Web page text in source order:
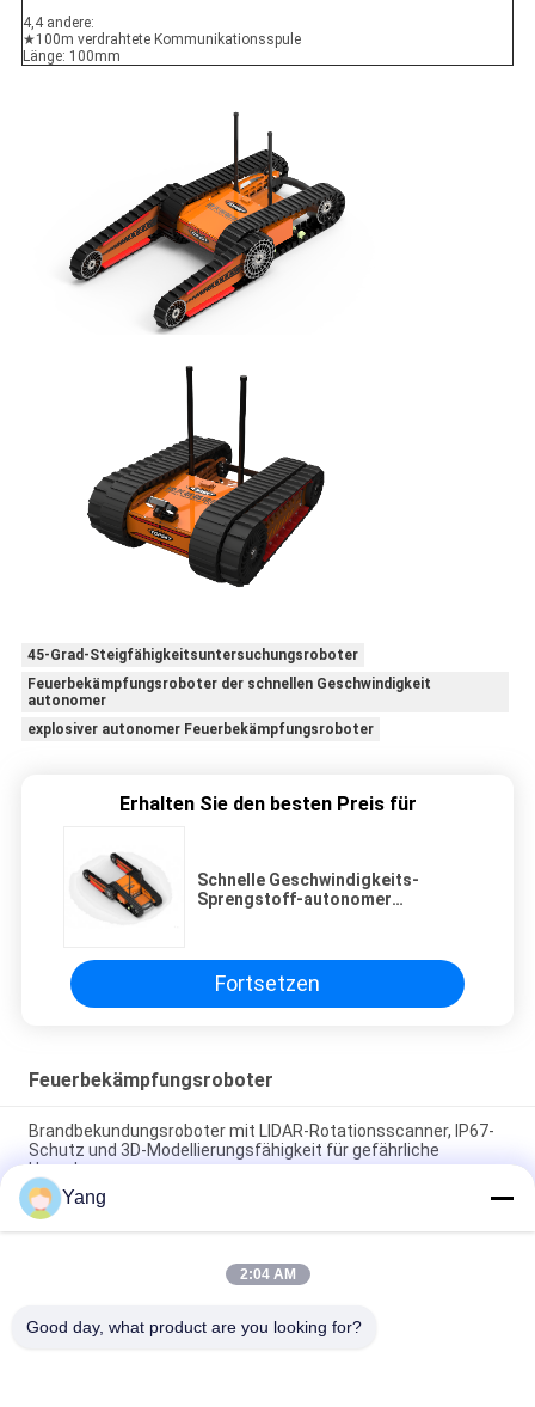
4,4 andere:
★100m verdrahtete Kommunikationsspule
Länge: 100mm
45-Grad-Steigfähigkeitsuntersuchungsroboter
Feuerbekämpfungsroboter der schnellen Geschwindigkeit
autonomer
explosiver autonomer Feuerbekämpfungsroboter
Erhalten Sie den besten Preis für
Schnelle Geschwindigkeits-
Sprengstoff-autonomer
Fortsetzen
Feuerbekämpfungsroboter
Brandbekundungsroboter mit LIDAR-Rotationsscanner, IP67-
Schutz und 3D-Modellierungsfähigkeit für gefährliche
Umgebungen
Strominspektions-Quadruped-Roboterhund (Welpe +
selbstorganisierendes Netzwerk + Laser-Navigation +
Yang
2:04 AM
Good day, what product are you looking for?